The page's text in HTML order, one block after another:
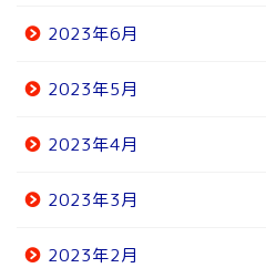
2023年6月
2023年5月
2023年4月
2023年3月
2023年2月